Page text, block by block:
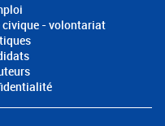
civique - volontariat